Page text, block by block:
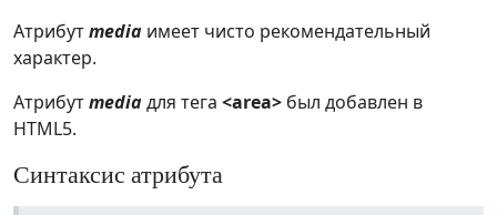
Атрибутmedia имеет чисто рекомендательный
характер.
Атрибутmediaдля тега <area> был добавлен в
HTML5.
Синтаксис атрибута